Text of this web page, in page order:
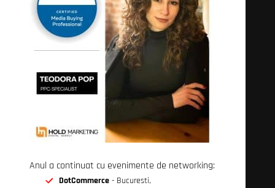
Anul a continuat cu evenimente de networking:
DotCommerce - Bucuresti,